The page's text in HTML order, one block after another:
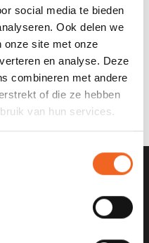
social media te bieden
Ook delen we
onze site met onze
en analyse. Deze
combineren met andere
of die ze hebben
van hun services.